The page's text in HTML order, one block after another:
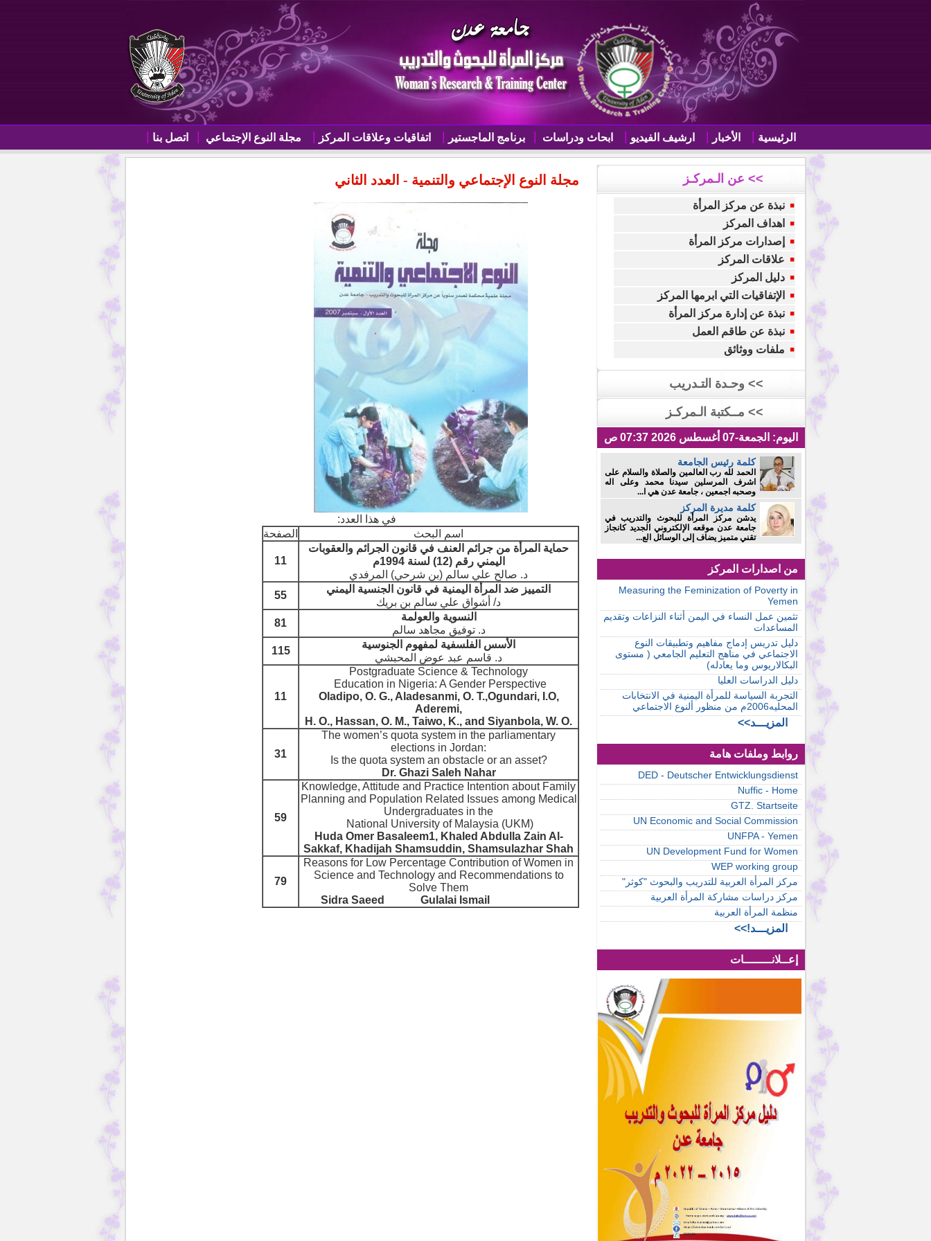
الرئيسية الأخبار ارشيف الفيديو ابحاث ودراسات برنامج الماجستير اتفاقيات وعلاقات المركز مجلة النوع الإجتماعي اتصل بنا
>> عن الـمركـز
نبذة عن مركز المرأة
اهداف المركز
إصدارات مركز المرأة
علاقات المركز
دليل المركز
الإتفاقيات التي ابرمها المركز
نبذة عن إدارة مركز المرأة
نبذة عن طاقم العمل
ملفات ووثائق
>> وحـدة التـدريب
>> مــكتبة الـمركـز
اليوم: الجمعة-07 أغسطس 2026 07:37 ص
كلمة رئيس الجامعة
الحمد لله رب العالمين والصلاة والسلام على
اشرف المرسلين سيدنا محمد وعلى اله
وصحبه اجمعين ، جامعة عدن هي ا...
كلمة مديرة المركز
يدشن مركز المرأة للبحوث والتدريب في
جامعة عدن موقعه الإلكتروني الجديد كانجاز
تقني متميز يضاف إلى الوسائل الع...
من اصدارات المركز
Measuring the Feminization of Poverty in
Yemen
تثمين عمل النساء في اليمن أثناء النزاعات وتقديم
المساعدات
دليل تدريس إدماج مفاهيم وتطبيقات النوع
الاجتماعي في مناهج التعليم الجامعي ( مستوى
البكالاريوس وما يعادله)
دليل الدراسات العليا
التجربة السياسة للمرأة اليمنية في الانتخابات
المحليه2006م من منظور ألنوع الاجتماعي
المزيـــد>>
روابط وملفات هامة
DED - Deutscher Entwicklungsdienst
Nuffic - Home
GTZ. Startseite
UN Economic and Social Commission
UNFPA - Yemen
UN Development Fund for Women
WEP working group
مركز المرأة العربية للتدريب والبحوث "كوثر"
مركز دراسات مشاركة المرأة العربية
منظمة المرأة العربية
المزيـــد!>>
إعــلانــــــــات
مجلة النوع الإجتماعي والتنمية - العدد الثاني
في هذا العدد:
اسم البحث
الصفحة
حماية المرأة من جرائم العنف في قانون الجرائم والعقوبات
اليمني رقم (12) لسنة 1994م
د. صالح علي سالم (بن شرحي) المرفدي
11
التمييز ضد المرأة اليمنية في قانون الجنسية اليمني
د/ أشواق علي سالم بن بريك
55
النسوية والعولمة
د. توفيق مجاهد سالم
81
الأسس الفلسفية لمفهوم الجنوسية
د. قاسم عبد عوض المحبشي
115
Postgraduate Science & Technology
Education in Nigeria: A Gender Perspective
Oladipo, O. G., Aladesanmi, O. T.,Ogundari, I.O,
Aderemi,
H. O., Hassan, O. M., Taiwo, K., and Siyanbola, W. O.
11
The women’s quota system in the parliamentary
elections in Jordan:
Is the quota system an obstacle or an asset?
Dr. Ghazi Saleh Nahar
31
Knowledge, Attitude and Practice Intention about Family
Planning and Population Related Issues among Medical
Undergraduates in the
National University of Malaysia (UKM)
Huda Omer Basaleem1, Khaled Abdulla Zain Al-
Sakkaf, Khadijah Shamsuddin, Shamsulazhar Shah
59
Reasons for Low Percentage Contribution of Women in
Science and Technology and Recommendations to
Solve Them
Sidra Saeed Gulalai Ismail
79